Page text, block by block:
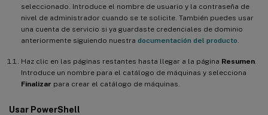
seleccionado. Introduce el nombre de usuario y la contraseña de
nivel de administrador cuando se te solicite. También puedes usar
una cuenta de servicio si ya guardaste credenciales de dominio
anteriormente siguiendo nuestra documentación del producto
Haz clic en las páginas restantes hasta llegar a la página Resumen
Introduce un nombre para el catálogo de máquinas y selecciona
Finalizar para crear el catálogo de máquinas.
Usar PowerShell